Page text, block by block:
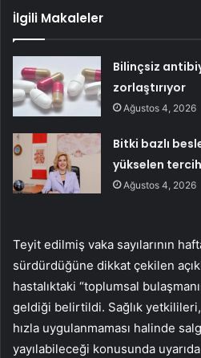
İlgili Makaleler
Bilinçsiz
zorlaştırıyor
Ağustos 4, 2026
Bitki bazlı
yükselen
Ağustos 4, 2026
Teyit edilmiş vaka sayılarının
sürdürdüğüne dikkat çekilen
hastalıktaki “toplumsal
geldiği belirtildi. Sağlık
hızla uygulanmaması halinde
yayılabileceği konusunda